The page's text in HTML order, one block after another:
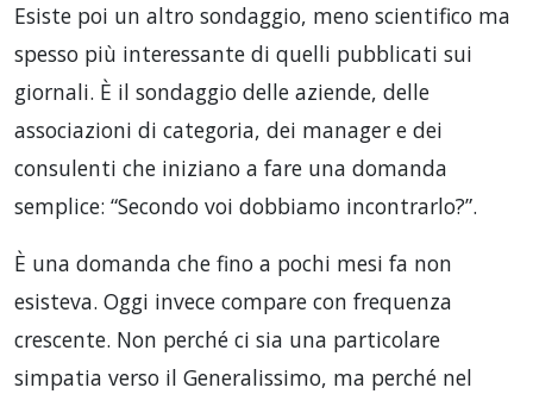
Esiste poi un altro sondaggio, meno scientifico ma
spesso più interessante di quelli pubblicati sui
giornali. È il sondaggio delle aziende, delle
associazioni di categoria, dei manager e dei
consulenti che iniziano a fare una domanda
semplice: “Secondo voi dobbiamo incontrarlo?”.
È una domanda che fino a pochi mesi fa non
esisteva. Oggi invece compare con frequenza
crescente. Non perché ci sia una particolare
simpatia verso il Generalissimo, ma perché nel